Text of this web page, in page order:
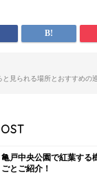
と見られる場所とおすすめの
亀戸中央公園で紅葉する
ごとご紹介！